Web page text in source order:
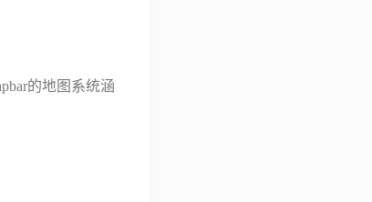
的地图系统涵